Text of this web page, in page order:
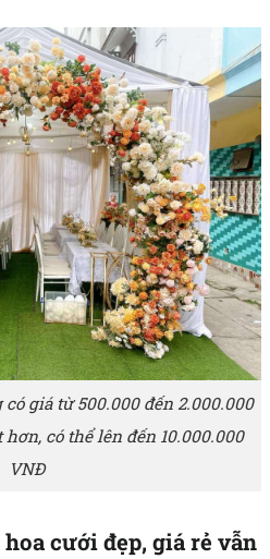
giá từ 500.000 đến 2.000.000
có thể lên đến 10.000.000
VNĐ
cưới đẹp, giá rẻ vẫn